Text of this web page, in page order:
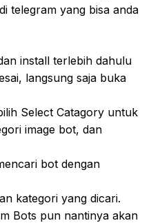
telegram yang bisa anda
install terlebih dahulu
langsung saja buka
Select Catagory untuk
image bot, dan
bot dengan
kategori yang dicari.
Bots pun nantinya akan